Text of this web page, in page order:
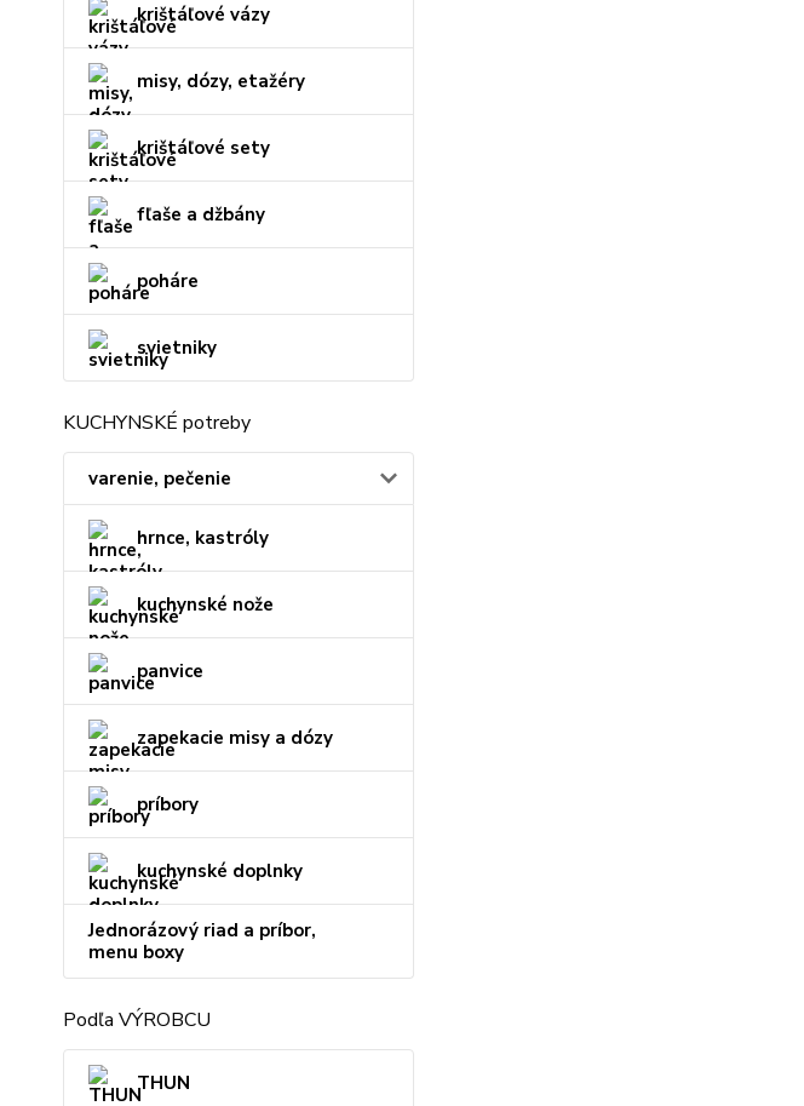
krištáľové vázy
misy, dózy, etažéry
krištáľové sety
fľaše a džbány
poháre
svietniky
KUCHYNSKÉ potreby
varenie, pečenie
hrnce, kastróly
kuchynské nože
panvice
zapekacie misy a dózy
príbory
kuchynské doplnky
Jednorázový riad a príbor,
menu boxy
Podľa VÝROBCU
THUN